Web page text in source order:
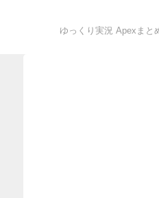
ゆっくり実況 Apexまと